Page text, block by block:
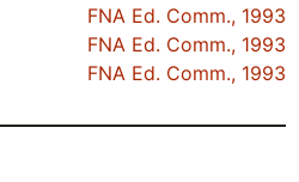
FNA Ed. Comm., 1993
FNA Ed. Comm., 1993
FNA Ed. Comm., 1993